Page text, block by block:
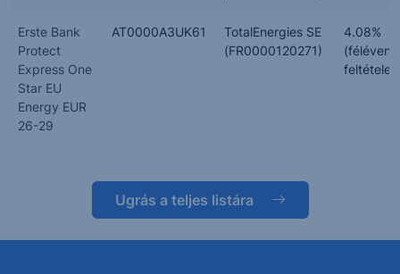
Erste Bank
Protect
Express One
Star EU
Energy EUR
26-29
AT0000A3UK61
TotalEnergies SE
(FR0000120271)
4.08%
Ugrás a teljes listára